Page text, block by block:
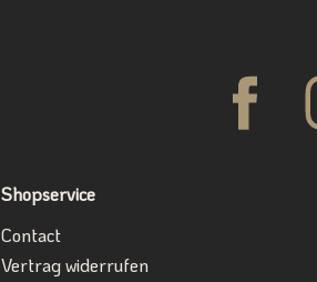
Shopservice
Contact
Vertrag widerrufen